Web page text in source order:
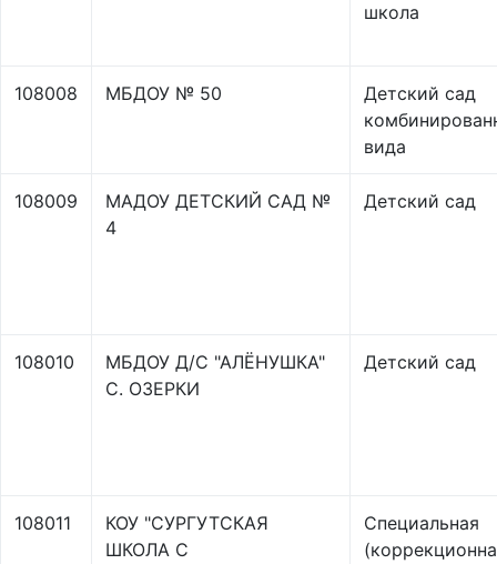
школа
108008 МБДОУ № 50
Детский сад
вида
108009
МАДОУ ДЕТСКИЙ САД №
4
Детский сад
108010
МБДОУ Д/С "АЛЁНУШКА"
С. ОЗЕРКИ
Детский сад
108011
КОУ "СУРГУТСКАЯ
ШКОЛА С
Специальная